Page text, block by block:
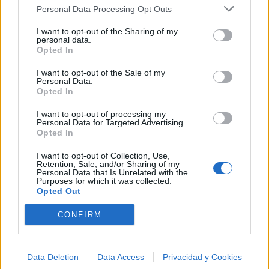
Personal Data Processing Opt Outs
I want to opt-out of the Sharing of my
personal data.
Opted In
I want to opt-out of the Sale of my
Personal Data.
Opted In
I want to opt-out of processing my
Personal Data for Targeted Advertising.
Opted In
I want to opt-out of Collection, Use,
Retention, Sale, and/or Sharing of my
Personal Data that Is Unrelated with the
Purposes for which it was collected.
Opted Out
CONFIRM
Data Deletion Data Access Privacidad y Cookies
Ver todas sus letras por orden alfabético
+ Mark Knopfler
Añadir Letra
Ranking de Mark Knopfler
Mark Knopflerno está entre los 500 artistas más
apoyados y visitados de esta semana.
¿Apoyar a Mark Knopfler?
Ranking de Mark Knopfler TOP Música